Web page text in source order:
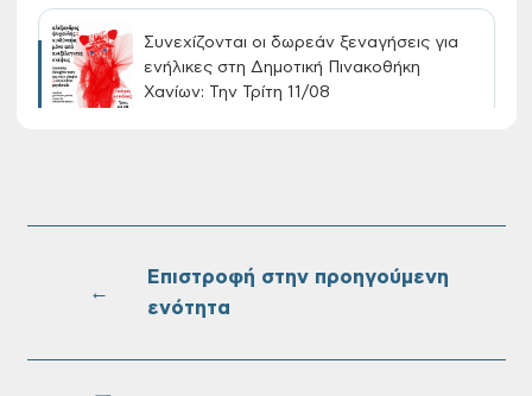
Συνεχίζονται οι δωρεάν ξεναγήσεις για
ενήλικες στη Δημοτική Πινακοθήκη
Χανίων: Την Τρίτη 11/08
Τακτική συνεδρίαση Δημοτικής Επιτροπής
←
Επιστροφή στην προηγούμενη
ενότητα